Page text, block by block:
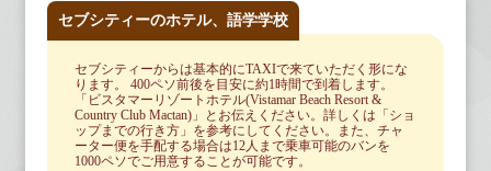
セブシティーのホテル、語学学校
セブシティーからは基本的にTAXIで来ていただく形にな
ります。 400ペソ前後を目安に約1時間で到着します。
「ビスタマーリゾートホテル(Vistamar Beach Resort &
Country Club Mactan)」とお伝えください。詳しくは「 ショ
ップまでの行き方 」を参考にしてください。また、チャ
ーター便を手配する場合は12人まで乗車可能のバンを
1000ペソでご用意することが可能です。